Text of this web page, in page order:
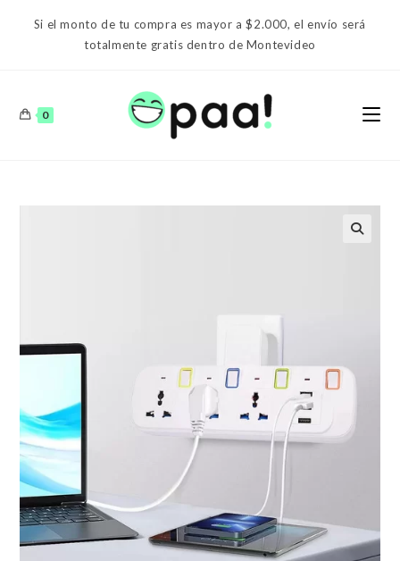
Si el monto de tu compra es mayor a $2.000, el envío será
totalmente gratis dentro de Montevideo
0